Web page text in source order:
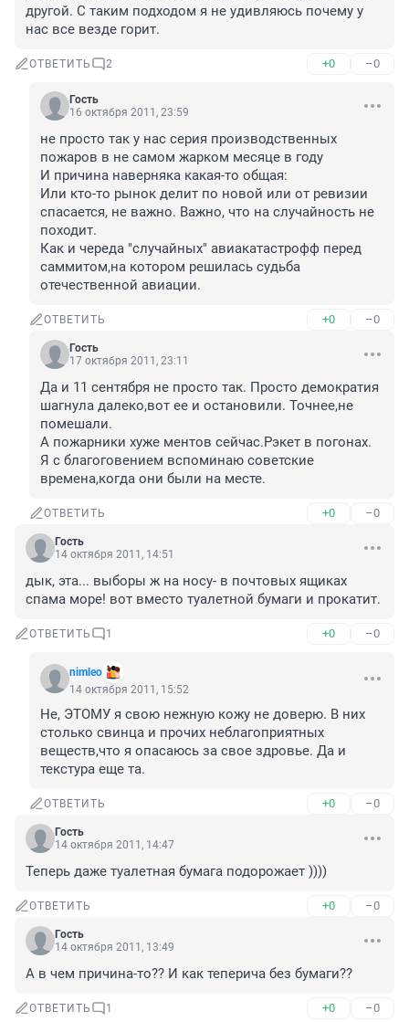
другой. С таким подходом я не удивляюсь почему у
нас все везде горит.
ОТВЕТИТЬ 2 +0 –0
Гость
16 октября 2011, 23:59
не просто так у нас серия производственных
пожаров в не самом жарком месяце в году
И причина наверняка какая-то общая:
Или кто-то рынок делит по новой или от ревизии
спасается, не важно. Важно, что на случайность не
походит.
Как и череда "случайных" авиакатастрофф перед
саммитом,на котором решилась судьба
отечественной авиации.
ОТВЕТИТЬ +0 –0
Гость
17 октября 2011, 23:11
Да и 11 сентября не просто так. Просто демократия
шагнула далеко,вот ее и остановили. Точнее,не
помешали.
А пожарники хуже ментов сейчас.Рэкет в погонах.
Я с благоговением вспоминаю советские
времена,когда они были на месте.
ОТВЕТИТЬ +0 –0
Гость
14 октября 2011, 14:51
дык, эта... выборы ж на носу- в почтовых ящиках
спама море! вот вместо туалетной бумаги и прокатит.
ОТВЕТИТЬ 1 +0 –0
nimleo
14 октября 2011, 15:52
Не, ЭТОМУ я свою нежную кожу не доверю. В них
столько свинца и прочих неблагоприятных
веществ,что я опасаюсь за свое здровье. Да и
текстура еще та.
ОТВЕТИТЬ +0 –0
Гость
14 октября 2011, 14:47
Теперь даже туалетная бумага подорожает ))))
ОТВЕТИТЬ +0 –0
Гость
14 октября 2011, 13:49
А в чем причина-то?? И как теперича без бумаги??
ОТВЕТИТЬ 1 +0 –0